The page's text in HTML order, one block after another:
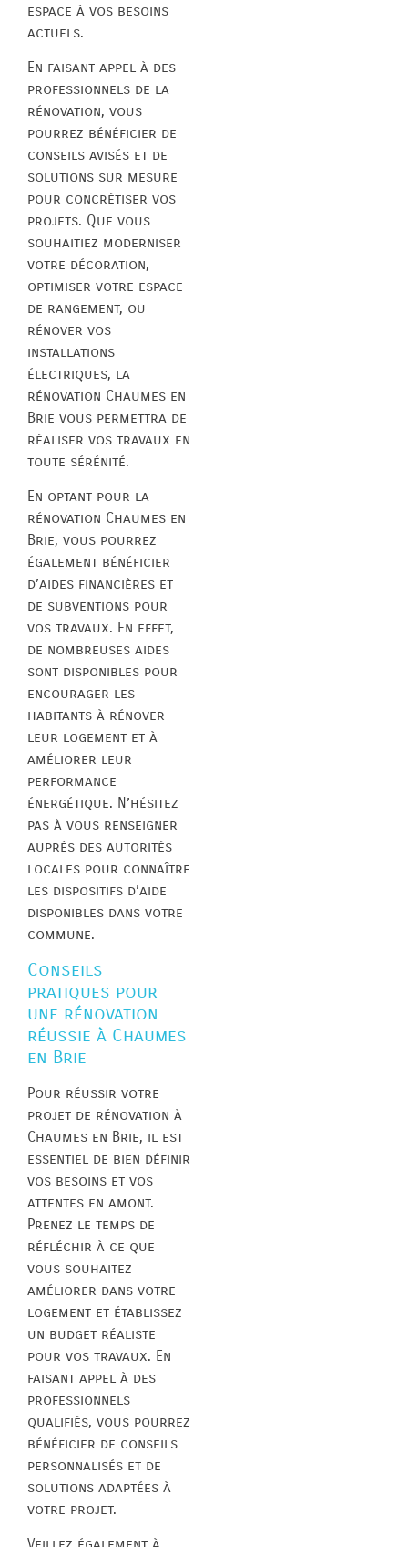
espace à vos besoins
actuels.
En faisant appel à des
professionnels de la
rénovation, vous
pourrez bénéficier de
conseils avisés et de
solutions sur mesure
pour concrétiser vos
projets. Que vous
souhaitiez moderniser
votre décoration,
optimiser votre espace
de rangement, ou
rénover vos
installations
électriques, la
rénovation Chaumes en
Brie vous permettra de
réaliser vos travaux en
toute sérénité.
En optant pour la
rénovation Chaumes en
Brie, vous pourrez
également bénéficier
d’aides financières et
de subventions pour
vos travaux. En effet,
de nombreuses aides
sont disponibles pour
encourager les
habitants à rénover
leur logement et à
améliorer leur
performance
énergétique. N’hésitez
pas à vous renseigner
auprès des autorités
locales pour connaître
les dispositifs d’aide
disponibles dans votre
commune.
Conseils
pratiques pour
une rénovation
réussie à Chaumes
en Brie
Pour réussir votre
projet de rénovation à
Chaumes en Brie, il est
essentiel de bien définir
vos besoins et vos
attentes en amont.
Prenez le temps de
réfléchir à ce que
vous souhaitez
améliorer dans votre
logement et établissez
un budget réaliste
pour vos travaux. En
faisant appel à des
professionnels
qualifiés, vous pourrez
bénéficier de conseils
personnalisés et de
solutions adaptées à
votre projet.